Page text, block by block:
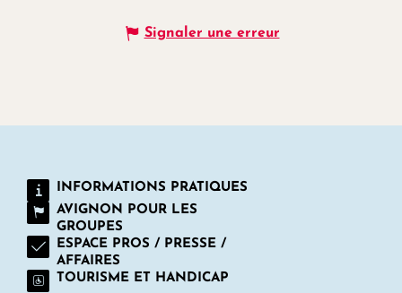
Signaler une erreur
INFORMATIONS PRATIQUES
AVIGNON POUR LES
GROUPES
ESPACE PROS / PRESSE /
AFFAIRES
TOURISME ET HANDICAP